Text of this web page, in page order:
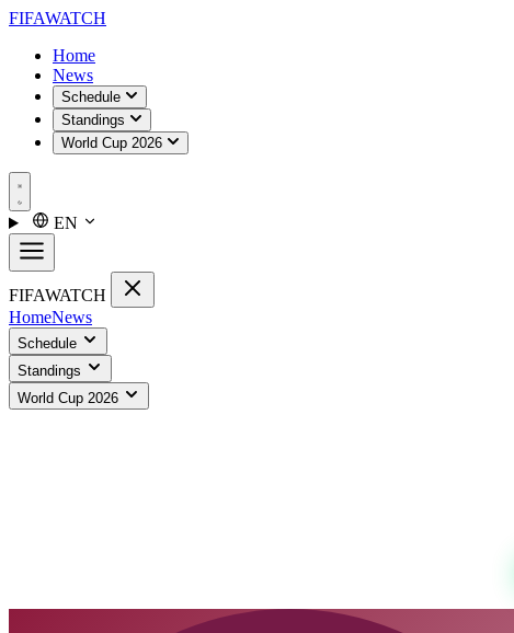
FIFAWATCH
Home
News
Schedule
Standings
World Cup 2026
EN
FIFAWATCH
HomeNews
Schedule
Standings
World Cup 2026